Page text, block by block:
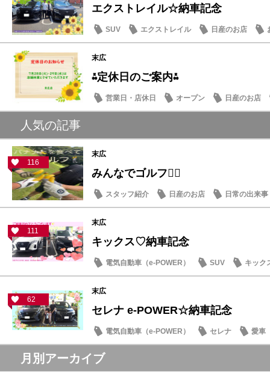
エクストレイル☆納車記念
SUV エクストレイル 日産のお店
末広
⁂定休日のご案内⁂
営業日・店休日 オープン 日産のお店
人気の記事
116
末広
みんなでゴルフ🏌️‍♂️
スタッフ紹介 日産のお店 日常の出来事
111
末広
キックス♡納車記念
電気自動車（e-POWER） SUV キック
62
末広
セレナ e-POWER☆納車記念
電気自動車（e-POWER） セレナ 愛車
月別アーカイブ